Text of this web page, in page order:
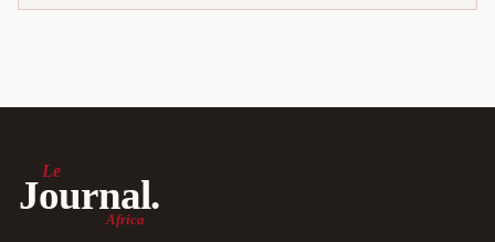
Le
Journal.
Africa